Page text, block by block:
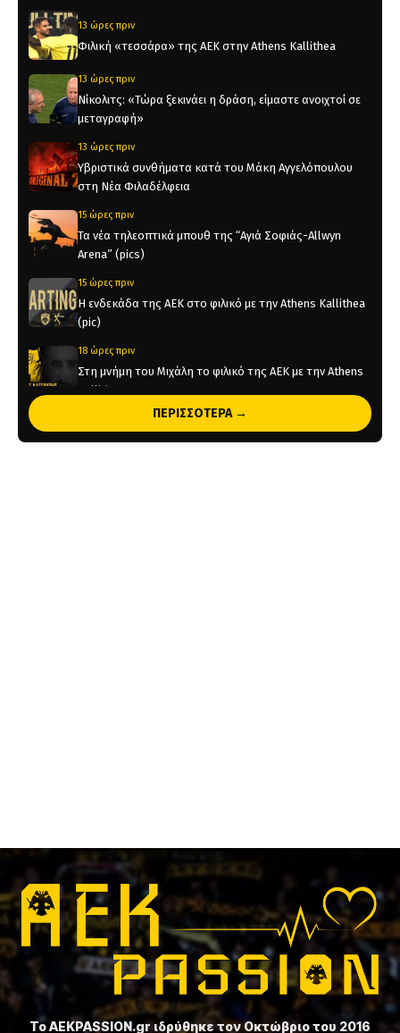
13 ώρες πριν
Φιλική «τεσσάρα» της ΑΕΚ στην Athens Kallithea
13 ώρες πριν
Νίκολιτς: «Τώρα ξεκινάει η δράση, είμαστε ανοιχτοί σε
μεταγραφή»
13 ώρες πριν
Υβριστικά συνθήματα κατά του Μάκη Αγγελόπουλου
στη Νέα Φιλαδέλφεια
15 ώρες πριν
Τα νέα τηλεοπτικά μπουθ της “Αγιά Σοφιάς-Allwyn
Arena” (pics)
15 ώρες πριν
Η ενδεκάδα της ΑΕΚ στο φιλικό με την Athens Kallithea
(pic)
18 ώρες πριν
Στη μνήμη του Μιχάλη το φιλικό της ΑΕΚ με την Athens
Kallithea
Τέλος από την ΑΕΚ ο Δέδες
ΠΕΡΙΣΣΟΤΕΡΑ →
Το ⁦AEKPASSION.gr⁩ ιδρύθηκε τον Οκτώβριο του 2016